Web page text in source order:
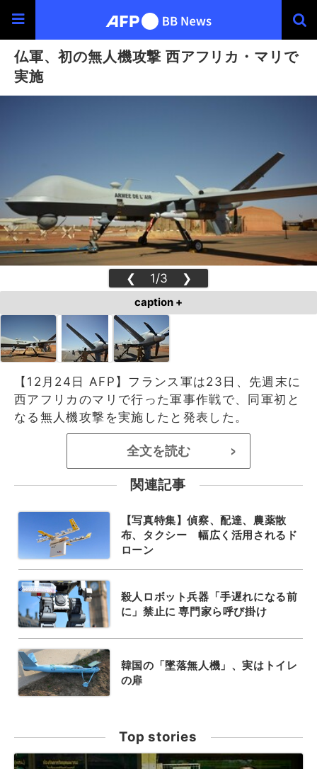
仏軍、初の無人機攻撃 西アフリカ・マリで
実施
❮ 1/3 ❯
caption +
【12月24日 AFP】フランス軍は23日、先週末に
西アフリカのマリで行った軍事作戦で、同軍初と
なる無人機攻撃を実施したと発表した。
全文を読む >
関連記事
【写真特集】偵察、配達、農薬散
布、タクシー 幅広く活用されるド
ローン
殺人ロボット兵器「手遅れになる前
に」禁止に 専門家ら呼び掛け
韓国の「墜落無人機」、実はトイレ
の扉
Top stories